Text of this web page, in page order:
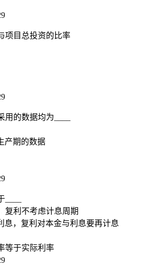
项目总投资的比率
的数据均为____
产期的数据
复利不考虑计息周期
息，复利对本金与利息要再计息
等于实际利率